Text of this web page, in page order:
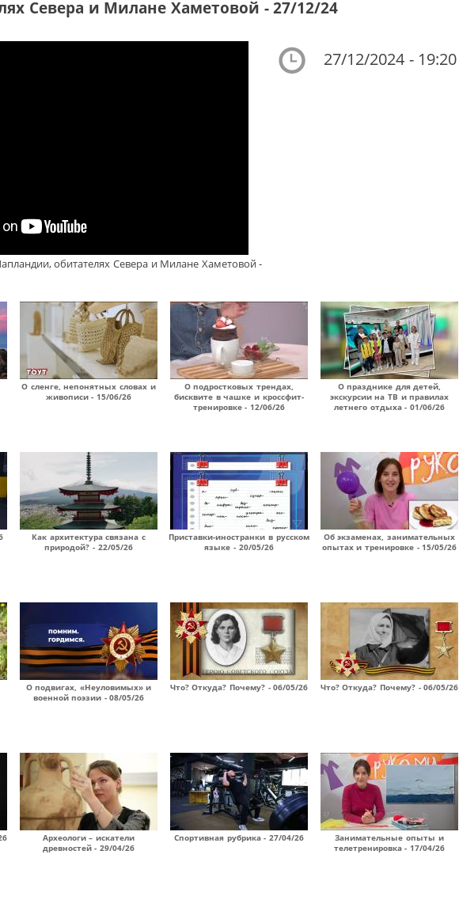
Севера и Милане Хаметовой - 27/12/24
обитателях Севера и Милане Хаметовой -
27/12/2024 - 19:20
О сленге, непонятных словах и
живописи - 15/06/26
О подростковых трендах,
бисквите в чашке и кроссфит-
тренировке - 12/06/26
О празднике для детей,
экскурсии на ТВ и правилах
летнего отдыха - 01/06/26
Как архитектура связана с
природой? - 22/05/26
Приставки-иностранки в русском
языке - 20/05/26
Об экзаменах, занимательных
опытах и тренировке - 15/05/26
О подвигах, «Неуловимых» и
военной поэзии - 08/05/26
Что? Откуда? Почему? - 06/05/26 Что? Откуда? Почему? - 06/05/26
Археологи – искатели
древностей - 29/04/26
Спортивная рубрика - 27/04/26
Занимательные опыты и
телетренировка - 17/04/26